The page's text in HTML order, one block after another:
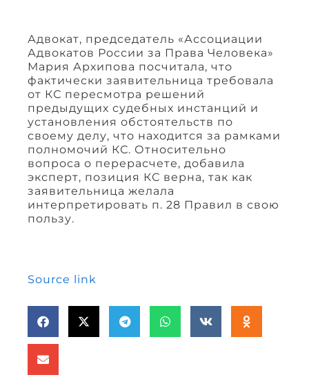
Адвокат, председатель «Ассоциации
Адвокатов России за Права Человека»
Мария Архипова посчитала, что
фактически заявительница требовала
от КС пересмотра решений
предыдущих судебных инстанций и
установления обстоятельств по
своему делу, что находится за рамками
полномочий КС. Относительно
вопроса о перерасчете, добавила
эксперт, позиция КС верна, так как
заявительница желала
интерпретировать п. 28 Правил в свою
пользу.
Source link